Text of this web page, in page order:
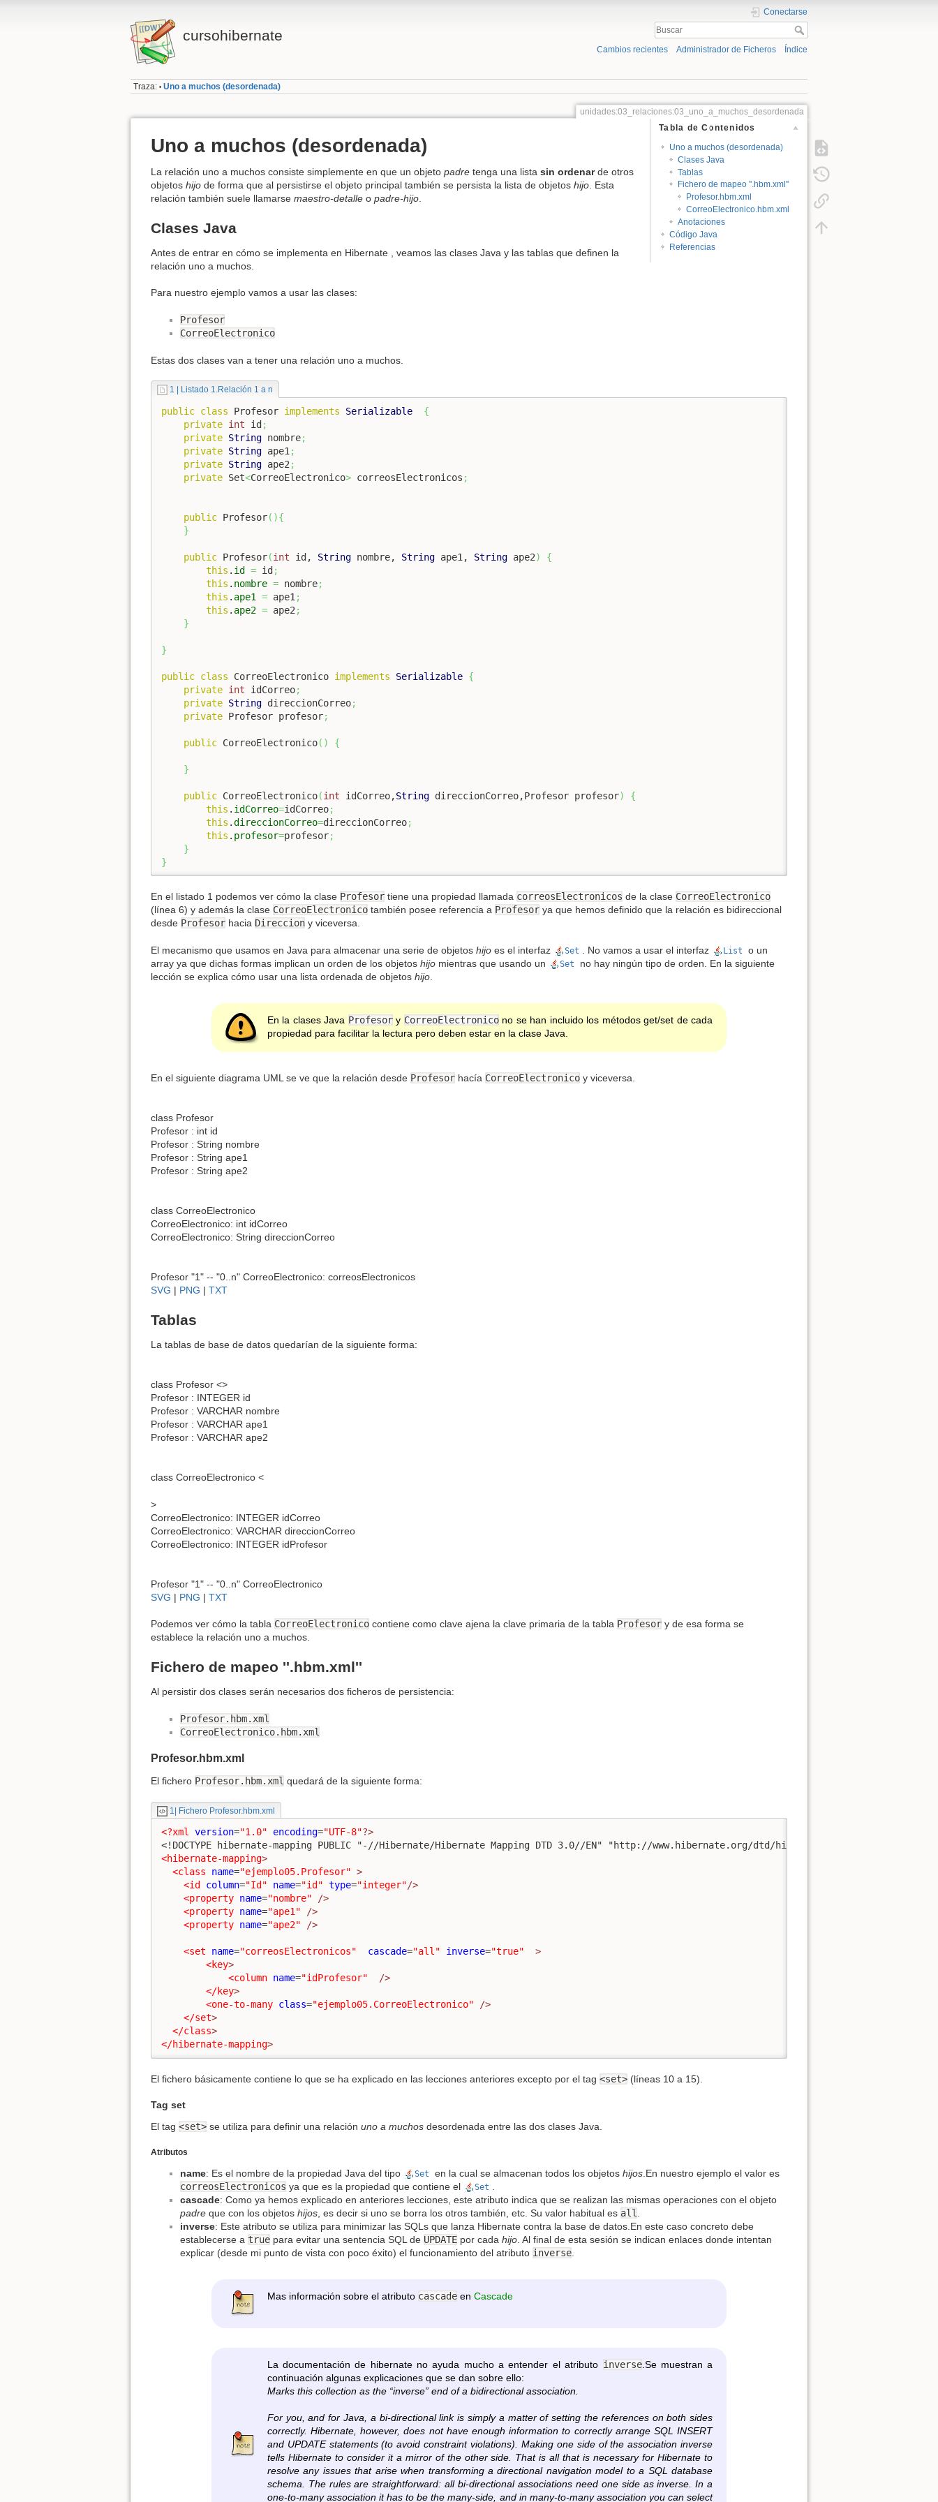
cursohibernate
Conectarse
Cambios recientes Administrador de Ficheros Índice
Traza: • Uno a muchos (desordenada)
unidades:03_relaciones:03_uno_a_muchos_desordenada
Tabla de Contenidos
Uno a muchos (desordenada)
Clases Java
Tablas
Fichero de mapeo ''.hbm.xml''
Profesor.hbm.xml
CorreoElectronico.hbm.xml
Anotaciones
Código Java
Referencias
Uno a muchos (desordenada)
La relación uno a muchos consiste simplemente en que un objeto padre tenga una lista sin ordenarde otros
objetos hijo de forma que al persistirse el objeto principal también se persista la lista de objetos hijo. Esta
relación también suele llamarse maestro-detalle o padre-hijo.
Clases Java
Antes de entrar en cómo se implementa en Hibernate , veamos las clases Java y las tablas que definen la
relación uno a muchos.
Para nuestro ejemplo vamos a usar las clases:
Profesor
CorreoElectronico
Estas dos clases van a tener una relación uno a muchos.
1 | Listado 1.Relación 1 a n
public class Profesor implements Serializable
{
private int id;
private String nombre;
private String ape1 ;
private String ape2 ;
private Set<CorreoElectronico> correosElectronicos ;
public Profesor( ){
}
public Profesor(int id, String nombre, String ape1, String ape2)
{
this . id = id;
this . nombre = nombre;
this . ape1 = ape1 ;
this . ape2 = ape2 ;
}
}
public class CorreoElectronico implements Serializable {
private int idCorreo;
private String direccionCorreo;
private Profesor profesor;
public CorreoElectronico( ) {
}
public CorreoElectronico(int idCorreo,String direccionCorreo,Profesor profesor)
{
this . idCorreo=idCorreo;
this .direccionCorreo=direccionCorreo;
this . profesor=profesor;
}
}
En el listado 1 podemos ver cómo la clase Profesor tiene una propiedad llamada correosElectronicos de la clase CorreoElectronico
(línea 6) y además la clase CorreoElectronico también posee referencia a Profesor ya que hemos definido que la relación es bidireccional
desde Profesor hacia Direccion y viceversa.
El mecanismo que usamos en Java para almacenar una serie de objetos hijo es el interfaz Set . No vamos a usar el interfaz List
o un
array ya que dichas formas implican un orden de los objetos hijo mientras que usando un Set
no hay ningún tipo de orden. En la siguiente
lección se explica cómo usar una lista ordenada de objetos hijo
En la clases Java Profesory CorreoElectronicono se han incluido los métodos get/set de cada
propiedad para facilitar la lectura pero deben estar en la clase Java.
En el siguiente diagrama UML se ve que la relación desde Profesor hacía CorreoElectronico y viceversa.
class Profesor
Profesor : int id
Profesor : String nombre
Profesor : String ape1
Profesor : String ape2
class CorreoElectronico
CorreoElectronico: int idCorreo
CorreoElectronico: String direccionCorreo
Profesor "1" -- "0..n" CorreoElectronico: correosElectronicos
SVG | PNG | TXT
Tablas
La tablas de base de datos quedarían de la siguiente forma:
class Profesor <>
Profesor : INTEGER id
Profesor : VARCHAR nombre
Profesor : VARCHAR ape1
Profesor : VARCHAR ape2
class CorreoElectronico <
>
CorreoElectronico: INTEGER idCorreo
CorreoElectronico: VARCHAR direccionCorreo
CorreoElectronico: INTEGER idProfesor
Profesor "1" -- "0..n" CorreoElectronico
SVG | PNG | TXT
Podemos ver cómo la tabla CorreoElectronico contiene como clave ajena la clave primaria de la tabla Profesor y de esa forma se
establece la relación uno a muchos.
Fichero de mapeo ''.hbm.xml''
Al persistir dos clases serán necesarios dos ficheros de persistencia:
Profesor.hbm.xml
CorreoElectronico.hbm.xml
Profesor.hbm.xml
El fichero Profesor.hbm.xml quedará de la siguiente forma:
1| Fichero Profesor.hbm.xml
<?xml version="1.0" encoding="UTF-8"?>
<!DOCTYPE hibernate-mapping PUBLIC "-//Hibernate/Hibernate Mapping DTD 3.0//EN" "http://www.hibernate.org/dtd/hibernate-mapping-3.0.dtd">
<hibernate-mapping>
<class
name="ejemplo05.Profesor" >
<id
column="Id" name="id" type="integer"/>
<property name="nombre"
/>
<property name="ape1"
/>
<property name="ape2" />
<set name="correosElectronicos" cascade="all" inverse="true"
>
<key>
<column name="idProfesor"
/>
</key>
<one-to-many class="ejemplo05.CorreoElectronico"
/>
</set>
</class>
</hibernate-mapping>
El fichero básicamente contiene lo que se ha explicado en las lecciones anteriores excepto por el tag <set> (líneas 10 a 15).
Tag set
El tag <set> se utiliza para definir una relación uno a muchos desordenada entre las dos clases Java.
Atributos
name: Es el nombre de la propiedad Java del tipo Set en la cual se almacenan todos los objetos hijos .En nuestro ejemplo el valor es
correosElectronicos ya que es la propiedad que contiene el Set
cascade: Como ya hemos explicado en anteriores lecciones, este atributo indica que se realizan las mismas operaciones con el objeto
padre que con los objetos hijos , es decir si uno se borra los otros también, etc. Su valor habitual es all
inverse: Este atributo se utiliza para minimizar las SQLs que lanza Hibernate contra la base de datos.En este caso concreto debe
establecerse a true para evitar una sentencia SQL de UPDATE por cada hijo . Al final de esta sesión se indican enlaces donde intentan
explicar (desde mi punto de vista con poco éxito) el funcionamiento del atributo inverse
Mas información sobre el atributo cascadeen Cascade
La documentación de hibernate no ayuda mucho a entender el atributo inverse.Se muestran a
continuación algunas explicaciones que se dan sobre ello:
Marks this collection as the “inverse” end of a bidirectional association.
For you, and for Java, a bi-directional link is simply a matter of setting the references on both sides
correctly. Hibernate, however, does not have enough information to correctly arrange SQL INSERT
and UPDATE statements (to avoid constraint violations). Making one side of the association inverse
tells Hibernate to consider it a mirror of the other side. That is all that is necessary for Hibernate to
resolve any issues that arise when transforming a directional navigation model to a SQL database
schema. The rules are straightforward: all bi-directional associations need one side as inverse. In a
one-to-many association it has to be the many-side, and in many-to-many association you can select